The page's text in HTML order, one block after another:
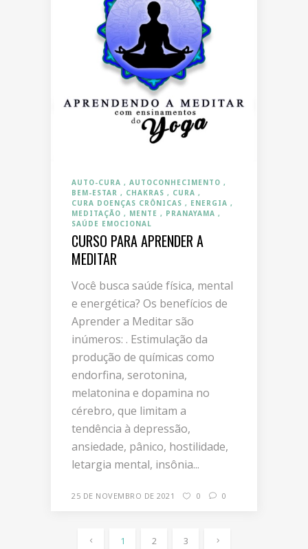
AUTO-CURA
AUTOCONHECIMENTO
BEM-ESTAR
CHAKRAS
CURA
CURA DOENÇAS CRÔNICAS
ENERGIA
MEDITAÇÃO
MENTE
PRANAYAMA
SAÚDE EMOCIONAL
CURSO PARA APRENDER A
MEDITAR
Você busca saúde física, mental
e energética? Os benefícios de
Aprender a Meditar são
inúmeros: . Estimulação da
produção de químicas como
endorfina, serotonina,
melatonina e dopamina no
cérebro, que limitam a
tendência à depressão,
ansiedade, pânico, hostilidade,
letargia mental, insônia...
25 DE NOVEMBRO DE 2021 0 0
1 2 3